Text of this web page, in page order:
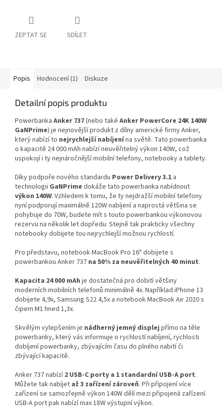
ZEPTAT SE SDÍLET
Popis Hodnocení (1) Diskuze
Detailní popis produktu
Powerbanka Anker 737(nebo také Anker PowerCore 24K 140W
GaNPrime) je nejnovější produkt z dílny americké firmy Anker,
který nabízí to nejrychlejší nabíjenína světě. Tato powerbanka
o kapacitě 24 000 mAh nabízí neuvěřitelný výkon 140W, což
uspokojí i ty nejnáročnější mobilní telefony, notebooky a tablety.
Díky podpoře nového standardu Power Delivery 3.1 a
technologii GaNPrime dokáže tato powerbanka nabídnout
výkon 140W. Vzhledem k tomu, že ty nejdražší mobilní telefony
nyní podporují maximálně 120W nabíjení a naprostá většina se
pohybuje do 70W, budete mít s touto powerbankou výkonovou
rezervu na několik let dopředu. Stejně tak prakticky všechny
notebooky dobijete tou nejrychlejší možnou rychlostí.
Pro představu, notebook MacBook Pro 16" dobijete s
powerbankou Anker 737 na 50% za neuvěřitelných 40 minut.
Kapacita 24 000 mAh je dostatečná pro dobití většiny
moderních mobilních telefonů minimálně 4x. Například iPhone 13
dobijete 4,9x, Samsung S22 4,5x a notebook MacBook Air 2020 s
čipem M1 hned 1,3x.
Skvělým vylepšením je nádherný jemný displej přímo na těle
powerbanky, který vás informuje o rychlostí nabíjení, rychlosti
dobíjení powerbanky, zbývajícím času do plného nabití či
zbývající kapacitě.
Anker 737 nabízí2 USB-C porty a 1 standardní USB-A port.
Můžete tak nabíjet až 3 zařízení zároveň. Při připojení více
zařízení se samozřejmě výkon 140W dělí mezi připojená zařízení.
USB-A port pak nabízí max 18W výstupní výkon.